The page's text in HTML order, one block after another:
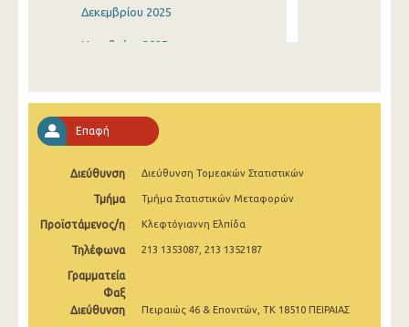
Δεκεμβρίου 2025
Νοεμβρίου 2025
Αυγούστου 2025
Ιουλίου 2025
Ιουνίου 2025
Μαΐου 2025
Απριλίου 2025
Μαρτίου 2025
Επαφή
Διεύθυνση Διεύθυνση Τομεακών Στατιστικών
Τμήμα Τμήμα Στατιστικών Μεταφορών
Προϊστάμενος/η Κλεφτόγιαννη Ελπίδα
Τηλέφωνα 213 1353087, 213 1352187
Γραμματεία
Φαξ
Διεύθυνση
Πειραιώς 46 & Επονιτών, ΤΚ 18510 ΠΕΙΡΑΙΑΣ